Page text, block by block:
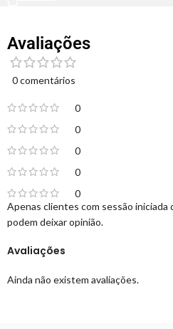
Avaliações
0 comentários
0
0
0
0
0
Avaliações
Ainda não existem avaliações.
Apenas clientes com sessão
podem deixar opinião.